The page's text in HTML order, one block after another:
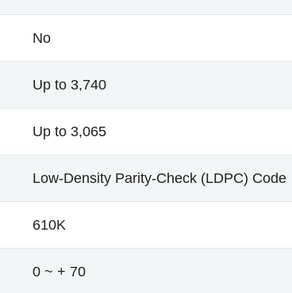
No
Up to 3,740
Up to 3,065
Low-Density Parity-Check (LDPC) Code
610K
0 ~ + 70